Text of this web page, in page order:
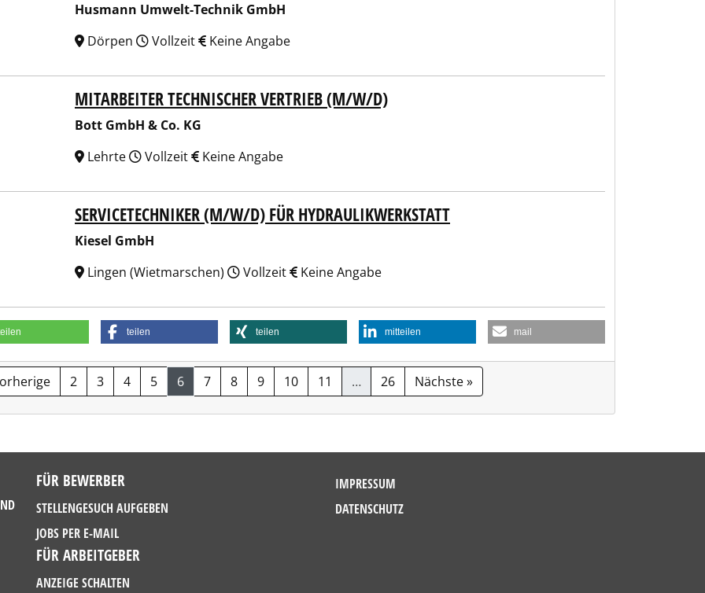
Husmann Umwelt-Technik GmbH
Dörpen
Vollzeit Keine Angabe
GmbH & Co. KGMITARBEITER TECHNISCHER VERTRIEB (M/W/D)
Bott GmbH & Co. KG
Lehrte
Vollzeit Keine Angabe
SERVICETECHNIKER (M/W/D) FÜR HYDRAULIKWERKSTATT
Kiesel GmbH
Lingen (Wietmarschen)
Vollzeit Keine Angabe
teilen teilen mitteilen mail
2 3 4 5 6 7 8 9 10 11 … 26 Nächste »
FÜR BEWERBER
STELLENGESUCH AUFGEBEN
JOBS PER E-MAIL
FÜR ARBEITGEBER
ANZEIGE SCHALTEN
IMPRESSUM
DATENSCHUTZ